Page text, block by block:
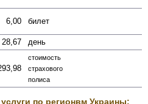
6,00 билет
28,67
день
стоимость
страхового
полиса
по регионвм Украины: